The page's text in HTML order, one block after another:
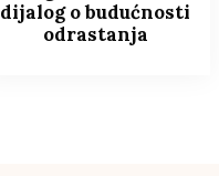
dijalog o budućnosti
odrastanja